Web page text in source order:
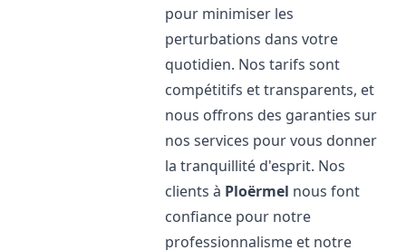
pour minimiser les
perturbations dans votre
quotidien. Nos tarifs sont
compétitifs et transparents, et
nous offrons des garanties sur
nos services pour vous donner
la tranquillité d'esprit. Nos
clients à Ploërmel nous font
confiance pour notre
professionnalisme et notre